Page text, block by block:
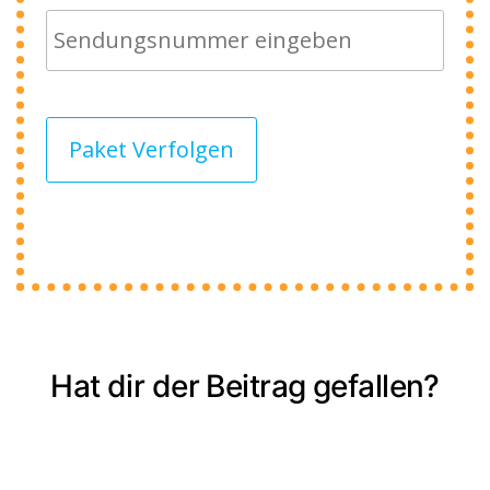
Paket Verfolgen
Hat dir der Beitrag gefallen?